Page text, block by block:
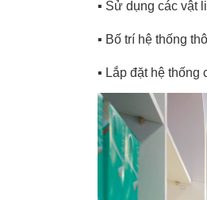
▪️ Sử dụng các vật
▪️ Bố trí hệ thống
▪️ Lắp đặt hệ thống